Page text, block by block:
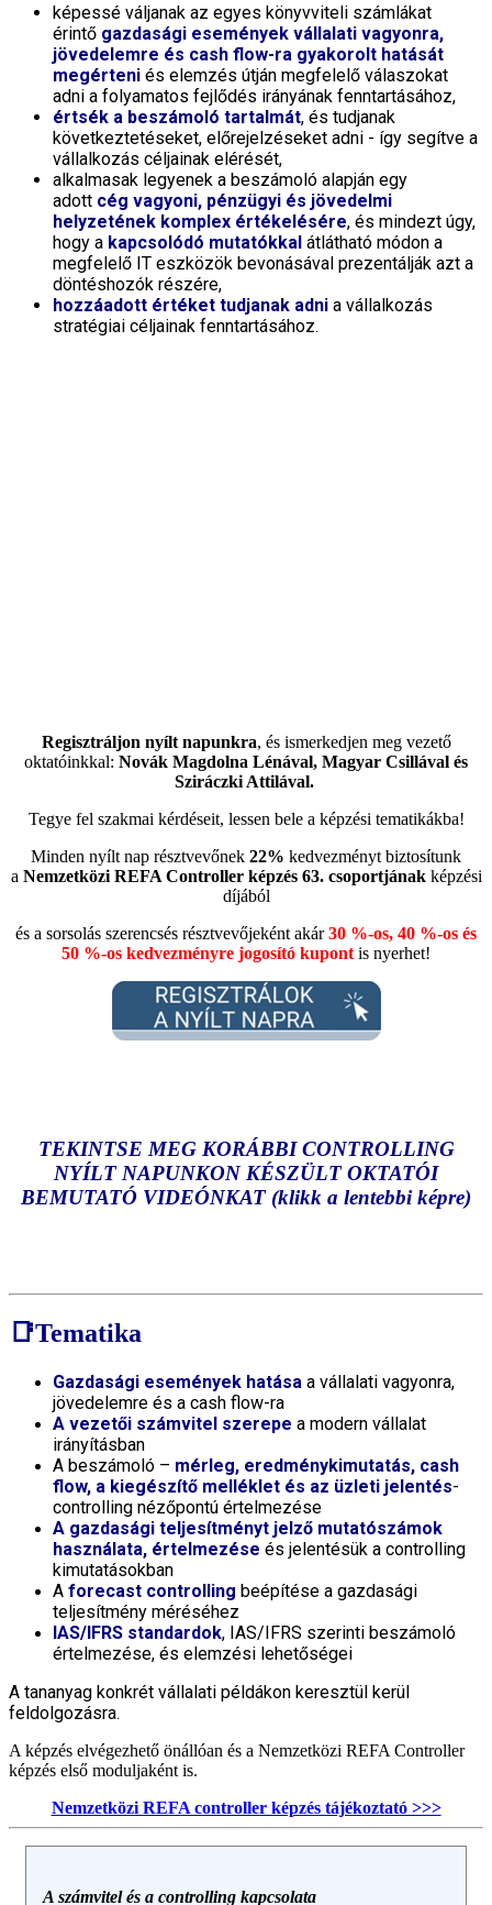
képessé váljanak az egyes könyvviteli számlákat
érintő gazdasági események vállalati vagyonra,
jövedelemre és cash flow-ra gyakorolt hatását
megérteni és elemzés útján megfelelő válaszokat
adni a folyamatos fejlődés irányának fenntartásához,
értsék a beszámoló tartalmát, és tudjanak
következtetéseket, előrejelzéseket adni - így segítve a
vállalkozás céljainak elérését,
alkalmasak legyenek a beszámoló alapján egy
adott cég vagyoni, pénzügyi és jövedelmi
helyzetének komplex értékelésére, és mindezt úgy,
hogy a kapcsolódó mutatókkal átlátható módon a
megfelelő IT eszközök bevonásával prezentálják azt a
döntéshozók részére,
hozzáadott értéket tudjanak adni a vállalkozás
stratégiai céljainak fenntartásához.
Regisztráljon nyílt napunkra, és ismerkedjen meg vezető
oktatóinkkal: Novák Magdolna Lénával, Magyar Csillával és
Sziráczki Attilával.
Tegye fel szakmai kérdéseit, lessen bele a képzési tematikákba!
Minden nyílt nap résztvevőnek 22% kedvezményt biztosítunk
a Nemzetközi REFA Controller képzés 63. csoportjának képzési
díjából
és a sorsolás szerencsés résztvevőjeként akár 30 %-os, 40 %-os és
50 %-os kedvezményre jogosító kupont is nyerhet!
TEKINTSE MEG KORÁBBI CONTROLLING
NYÍLT NAPUNKON KÉSZÜLT OKTATÓI
BEMUTATÓ VIDEÓNKAT (klikk a lentebbi képre)
📑Tematika
Gazdasági események hatása a vállalati vagyonra,
jövedelemre és a cash flow-ra
A vezetői számvitel szerepe a modern vállalat
irányításban
A beszámoló – mérleg, eredménykimutatás, cash
flow, a kiegészítő melléklet és az üzleti jelentés-
controlling nézőpontú értelmezése
A gazdasági teljesítményt jelző mutatószámok
használata, értelmezése és jelentésük a controlling
kimutatásokban
A forecast controlling beépítése a gazdasági
teljesítmény méréséhez
IAS/IFRS standardok, IAS/IFRS szerinti beszámoló
értelmezése, és elemzési lehetőségei
A tananyag konkrét vállalati példákon keresztül kerül
feldolgozásra.
A képzés elvégezhető önállóan és a Nemzetközi REFA Controller
képzés első moduljaként is.
Nemzetközi REFA controller képzés tájékoztató >>>
A számvitel és a controlling kapcsolata